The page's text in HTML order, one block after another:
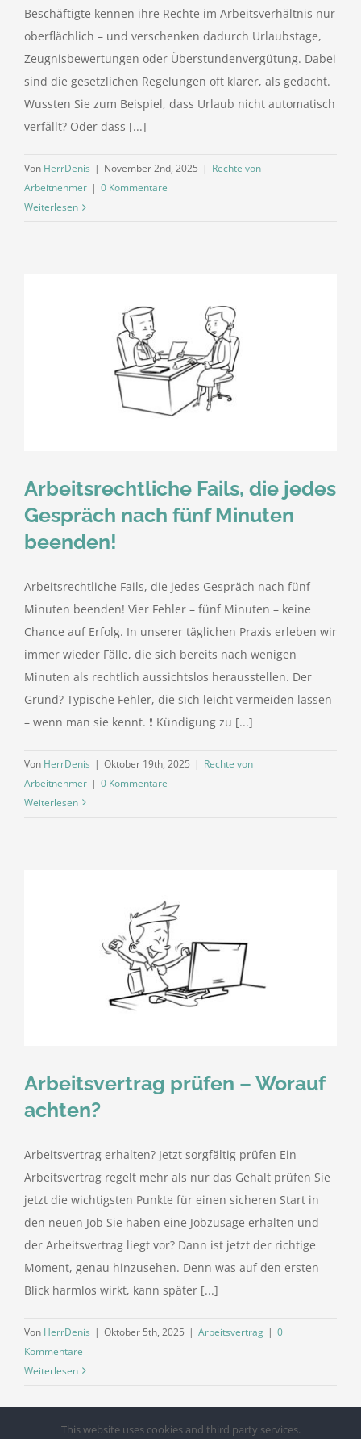
Beschäftigte kennen ihre Rechte im Arbeitsverhältnis nur
oberflächlich – und verschenken dadurch Urlaubstage,
Zeugnisbewertungen oder Überstundenvergütung. Dabei
sind die gesetzlichen Regelungen oft klarer, als gedacht.
Wussten Sie zum Beispiel, dass Urlaub nicht automatisch
verfällt? Oder dass [...]
Von HerrDenis | November 2nd, 2025 | Rechte von
Arbeitnehmer | 0 Kommentare
Weiterlesen
Arbeitsrechtliche Fails, die jedes
Gespräch nach fünf Minuten
beenden!
Arbeitsrechtliche Fails, die jedes Gespräch nach fünf
Minuten beenden! Vier Fehler – fünf Minuten – keine
Chance auf Erfolg. In unserer täglichen Praxis erleben wir
immer wieder Fälle, die sich bereits nach wenigen
Minuten als rechtlich aussichtslos herausstellen. Der
Grund? Typische Fehler, die sich leicht vermeiden lassen
– wenn man sie kennt. ❗ Kündigung zu [...]
Von HerrDenis | Oktober 19th, 2025 | Rechte von
Arbeitnehmer | 0 Kommentare
Weiterlesen
Arbeitsvertrag prüfen – Worauf
achten?
Arbeitsvertrag erhalten? Jetzt sorgfältig prüfen Ein
Arbeitsvertrag regelt mehr als nur das Gehalt prüfen Sie
jetzt die wichtigsten Punkte für einen sicheren Start in
den neuen Job Sie haben eine Jobzusage erhalten und
der Arbeitsvertrag liegt vor? Dann ist jetzt der richtige
Moment, genau hinzusehen. Denn was auf den ersten
Blick harmlos wirkt, kann später [...]
Von HerrDenis | Oktober 5th, 2025 | Arbeitsvertrag | 0
Kommentare
Weiterlesen
This website uses cookies and third party services.